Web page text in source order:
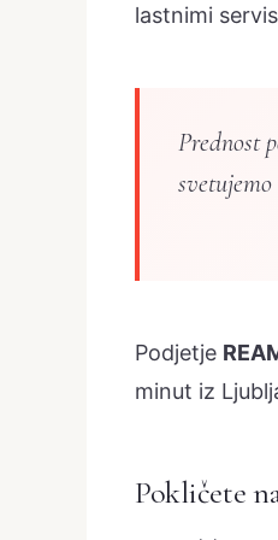
lastnimi
Prednost
Podjetje
minut iz
Pokličete